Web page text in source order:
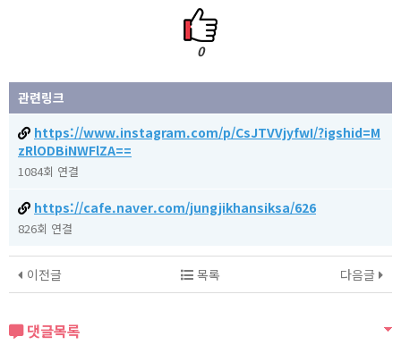
0
관련링크
https://www.instagram.com/p/CsJTVVjyfwI/?igshid=M
zRlODBiNWFlZA==
1084회 연결
https://cafe.naver.com/jungjikhansiksa/626
826회 연결
이전글 다음글
목록
댓글목록